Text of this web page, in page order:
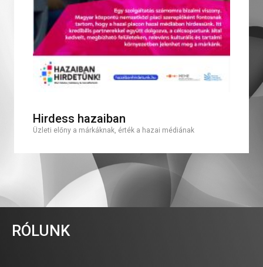
Hirdess hazaiban
Üzleti előny a márkáknak, érték a hazai médiának
RÓLUNK